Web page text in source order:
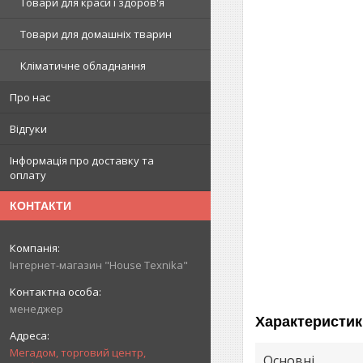
Товари для домашніх тварин
Кліматичне обладнання
Про нас
Відгуки
Інформація про доставку та
оплату
КОНТАКТИ
Інтернет-магазин "House Texnika"
менеджер
Мегадом, торговий центр,